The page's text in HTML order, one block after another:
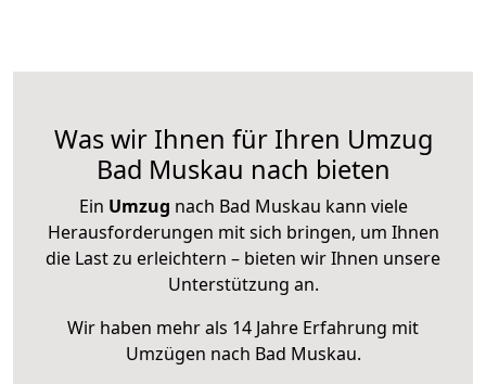
Was wir Ihnen für Ihren Umzug
Bad Muskau nach bieten
Ein Umzug nach Bad Muskau kann viele
Herausforderungen mit sich bringen, um Ihnen
die Last zu erleichtern – bieten wir Ihnen unsere
Unterstützung an.
Wir haben mehr als 14 Jahre Erfahrung mit
Umzügen nach Bad Muskau.